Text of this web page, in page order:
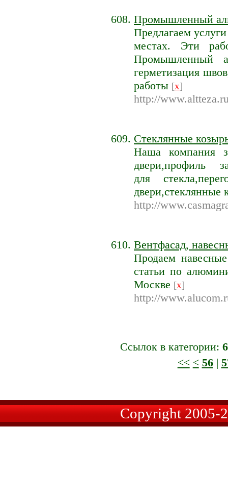
Промышленный
Предлагаем
местах. Эти
Промышленный
герметизация
работы [x]
http://
Стеклянные
Наша компания
двери,профиль
для
двери,стеклянные
http://
Вентфасад,
Продаем
статьи по
Москве [x]
http://
Ссылок в категории:
<< < 56|
Copyright 2005-